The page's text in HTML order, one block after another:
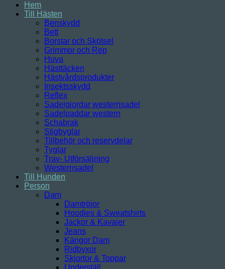
Hem
Till Hästen
Benskydd
Bett
Borstar och Skötsel
Grimmor och Rep
Huva
Hästtäcken
Hästvårdsprodukter
Insektsskydd
Reflex
Sadelgjordar westernsadel
Sadelpaddar western
Schabrak
Stigbyglar
Tillbehör och reservdelar
Tyglar
Trav- Utförsäljning
Westernsadel
Till Hunden
Person
Dam
Damtröjor
Hoodies & Sweatshirts
Jackor & Kavajer
Jeans
Kängor Dam
Ridbyxor
Skjortor & Toppar